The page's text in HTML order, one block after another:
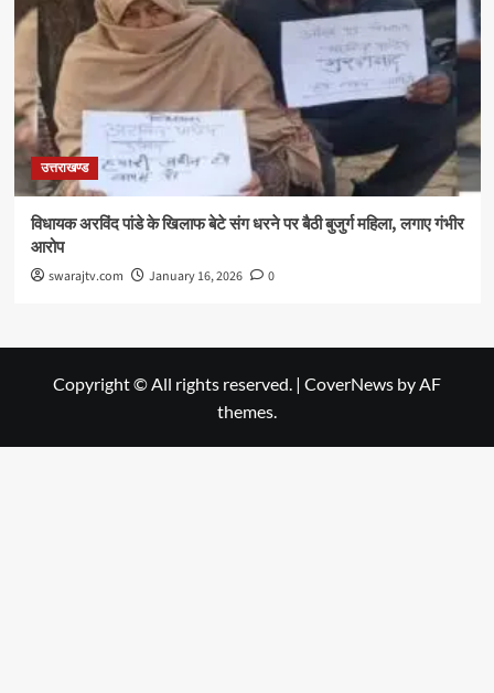
उत्तराखण्ड
विधायक अरविंद पांडे के खिलाफ बेटे संग धरने पर बैठी बुजुर्ग महिला, लगाए गंभीर
आरोप
swarajtv.com January 16, 2026 0
Copyright © All rights reserved. | CoverNews by AF
themes.